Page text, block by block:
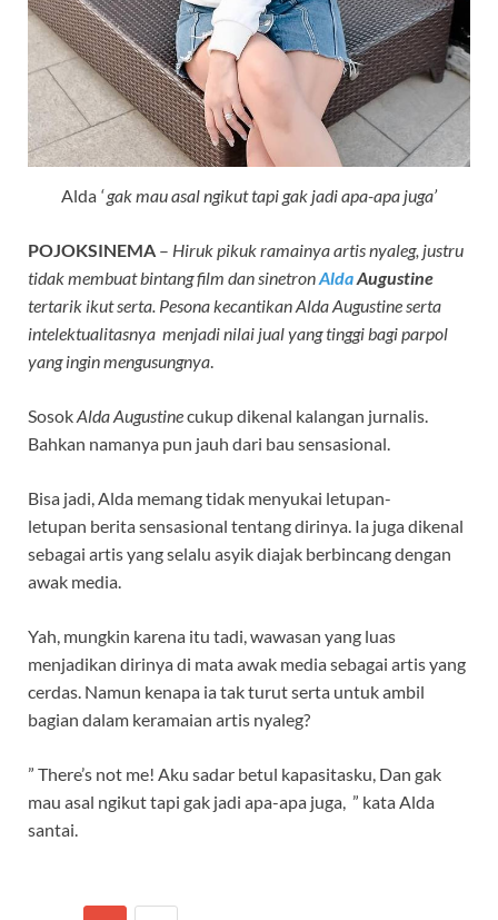
Alda ‘ gak mau asal ngikut tapi gak jadi apa-apa juga’
POJOKSINEMA – Hiruk pikuk ramainya artis nyaleg, justru
tidak membuat bintang film dan sinetronAldaAugustine
tertarik ikut serta. Pesona kecantikan Alda Augustine serta
intelektualitasnya menjadi nilai jual yang tinggi bagi parpol
yang ingin mengusungnya
SosokAlda Augustinecukup dikenal kalangan jurnalis.
Bahkan namanya pun jauh dari bau sensasional.
Bisa jadi, Alda memang tidak menyukai letupan-
letupan berita sensasional tentang dirinya. Ia juga dikenal
sebagai artis yang selalu asyik diajak berbincang dengan
awak media.
Yah, mungkin karena itu tadi, wawasan yang luas
menjadikan dirinya di mata awak media sebagai artis yang
cerdas. Namun kenapa ia tak turut serta untuk ambil
bagian dalam keramaian artis nyaleg?
” There’s not me! Aku sadar betul kapasitasku, Dan gak
mau asal ngikut tapi gak jadi apa-apa juga, ” kata Alda
santai.